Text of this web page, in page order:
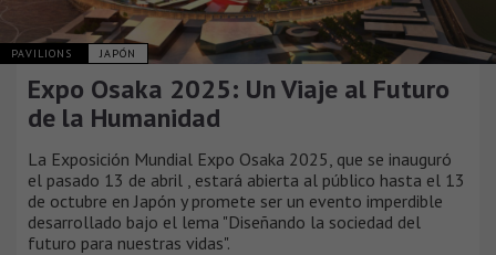
PAVILIONS JAPÓN
Expo Osaka 2025: Un Viaje al Futuro
de la Humanidad
La Exposición Mundial Expo Osaka 2025, que se inauguró
el pasado 13 de abril , estará abierta al público hasta el 13
de octubre en Japón y promete ser un evento imperdible
desarrollado bajo el lema "Diseñando la sociedad del
futuro para nuestras vidas".